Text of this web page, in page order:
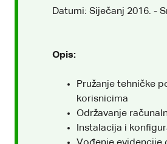
Datumi: Siječanj 2016. -
Opis:
Pružanje tehničke
korisnicima
Održavanje
Instalacija i